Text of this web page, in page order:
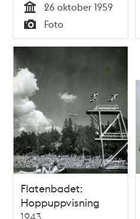
Tid
26 oktober 1959
Typ
Foto
Flatenbadet:
Hoppuppvisning
1943